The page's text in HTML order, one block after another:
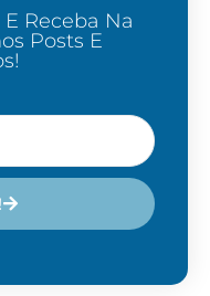
Receba Na
Posts E